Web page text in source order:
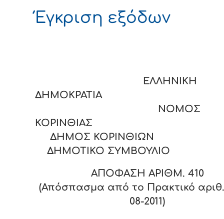
Έγκριση εξόδων
ΕΛΛΗΝΙΚΗ
ΔΗΜΟΚΡΑΤΙΑ
ΝΟΜΟΣ
ΚΟΡΙΝΘΙΑΣ
ΔΗΜΟΣ ΚΟΡΙΝΘΙΩΝ
ΔΗΜΟΤΙΚΟ ΣΥΜΒΟΥΛΙΟ
ΑΠΟΦΑΣΗ ΑΡΙΘΜ. 410
(Απόσπασμα από το Πρακτικό αριθ.
08-2011)